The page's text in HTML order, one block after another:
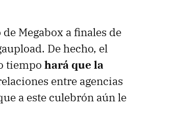
Megabox a finales de
De hecho, el
tiempo hará que la
entre agencias
a este culebrón aún le